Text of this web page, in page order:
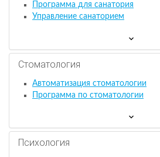
Программа для санатория
Управление санаторием
Стоматология
Автоматизация стоматологии
Программа по стоматологии
Психология